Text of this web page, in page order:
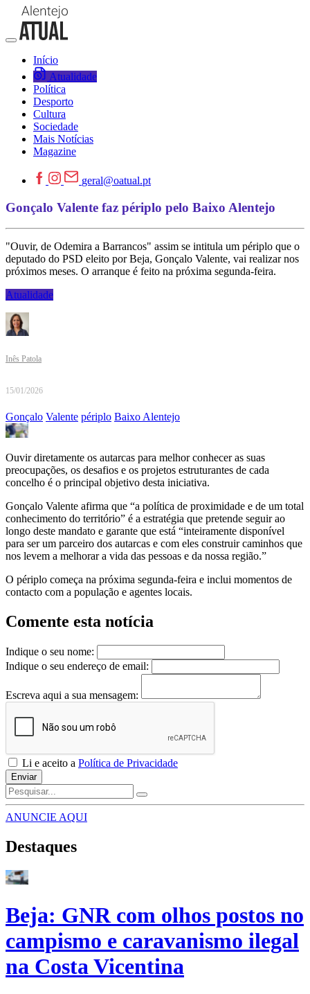
Início
Atualidade
Política
Desporto
Cultura
Sociedade
Mais Notícias
Magazine
geral@oatual.pt
Gonçalo Valente faz périplo pelo Baixo Alentejo
"Ouvir, de Odemira a Barrancos" assim se intitula um périplo que o
deputado do PSD eleito por Beja, Gonçalo Valente, vai realizar nos
próximos meses. O arranque é feito na próxima segunda-feira.
Atualidade
Inês Patola
15/01/2026
Gonçalo Valente périplo Baixo Alentejo
Ouvir diretamente os autarcas para melhor conhecer as suas
preocupações, os desafios e os projetos estruturantes de cada
concelho é o principal objetivo desta iniciativa.
Gonçalo Valente afirma que “a política de proximidade e de um total
conhecimento do território” é a estratégia que pretende seguir ao
longo deste mandato e garante que está “inteiramente disponível
para ser um parceiro dos autarcas e com eles construir caminhos que
nos levem a melhorar a vida das pessoas e da nossa região.”
O périplo começa na próxima segunda-feira e inclui momentos de
contacto com a população e agentes locais.
Comente esta notícia
Indique o seu nome:
Indique o seu endereço de email:
Escreva aqui a sua mensagem:
Li e aceito a Política de Privacidade
Enviar
ANUNCIE AQUI
Destaques
Beja: GNR com olhos postos no
campismo e caravanismo ilegal
na Costa Vicentina